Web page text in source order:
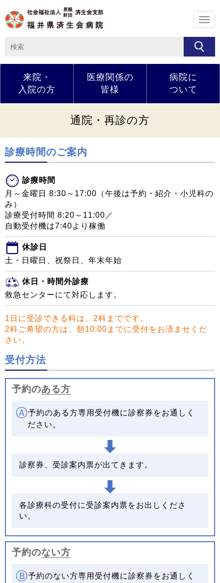
メ
ニ
ュ
来院・
入院の方
医療関係の
皆様
病院に
ついて
通院・再診の方
診療時間のご案内
診療時間
月～金曜日 8:30～17:00（午後は予約・紹介・小児科の
み）
診療受付時間 8:20～11:00／
自動受付機は7:40より稼働
休診日
土・日曜日、祝祭日、年末年始
休日・時間外診療
救急センターにて対応します。
1日に受診できる科は、2科までです。
2科ご希望の方は、朝10:00までに受付をお済ませくだ
さい。
受付方法
予約のある方
Ⓐ予約のある方専用受付機に診察券をお通しく
ださい。
診察券、受診案内票が出てきます。
各診療科の受付に受診案内票をお出しくださ
い。
予約のない方
Ⓑ予約のない方専用受付機に診察券をお通しく